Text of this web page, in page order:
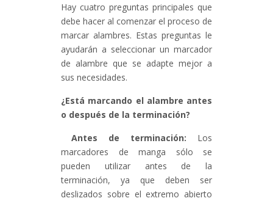
Hay cuatro preguntas principales que
debe hacer al comenzar el proceso de
marcar alambres. Estas preguntas le
ayudarán a seleccionar un marcador
de alambre que se adapte mejor a
sus necesidades.
¿Está marcando el alambre antes
o después de la terminación?
Antes de terminación: Los
marcadores de manga sólo se
pueden utilizar antes de la
terminación, ya que deben ser
deslizados sobre el extremo abierto